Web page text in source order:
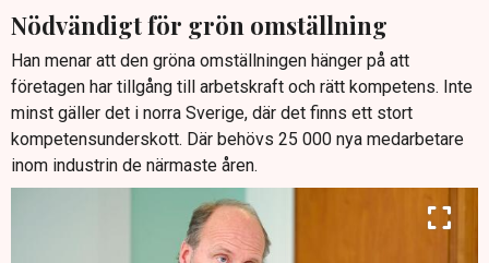
Nödvändigt för grön omställning
Han menar att den gröna omställningen hänger på att
företagen har tillgång till arbetskraft och rätt kompetens. Inte
minst gäller det i norra Sverige, där det finns ett stort
kompetensunderskott. Där behövs 25 000 nya medarbetare
inom industrin de närmaste åren.